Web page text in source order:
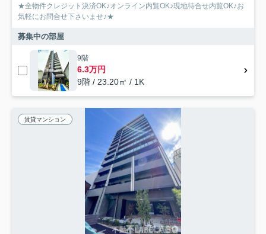
★全物件クレジット決済OK♪オンライン内覧OK♪現地待合せ内覧OK♪お
気軽にお問合せ下さいませ♪★
募集中の部屋
9階
6.3万円
9階 / 23.20㎡ / 1K
賃貸マンション